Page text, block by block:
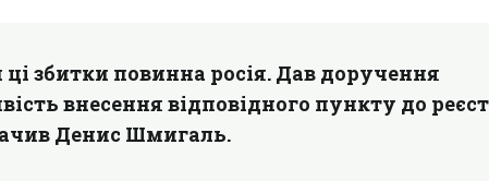
збитки повинна росія. Дав доручення
внесення відповідного пункту до
Денис Шмигаль.